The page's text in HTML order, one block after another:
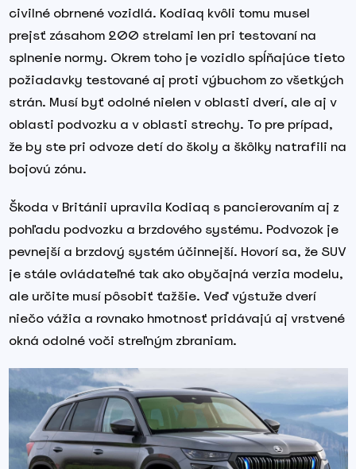
civilné obrnené vozidlá. Kodiaq kvôli tomu musel
prejsť zásahom 200 strelami len pri testovaní na
splnenie normy. Okrem toho je vozidlo spĺňajúce tieto
požiadavky testované aj proti výbuchom zo všetkých
strán. Musí byť odolné nielen v oblasti dverí, ale aj v
oblasti podvozku a v oblasti strechy. To pre prípad,
že by ste pri odvoze detí do školy a škôlky natrafili na
bojovú zónu.
Škoda v Británii upravila Kodiaq s pancierovaním aj z
pohľadu podvozku a brzdového systému. Podvozok je
pevnejší a brzdový systém účinnejší. Hovorí sa, že SUV
je stále ovládateľné tak ako obyčajná verzia modelu,
ale určite musí pôsobiť ťažšie. Veď výstuže dverí
niečo vážia a rovnako hmotnosť pridávajú aj vrstvené
okná odolné voči streľným zbraniam.